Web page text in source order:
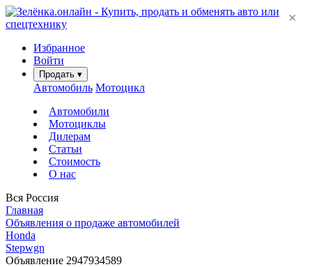
Избранное
Войти
Продать ▾
Автомобиль Мотоцикл
Автомобили
Мотоциклы
Дилерам
Статьи
Стоимость
О нас
Вся Россия
Главная
Объявления о продаже автомобилей
Honda
Stepwgn
Объявление 2947934589
×